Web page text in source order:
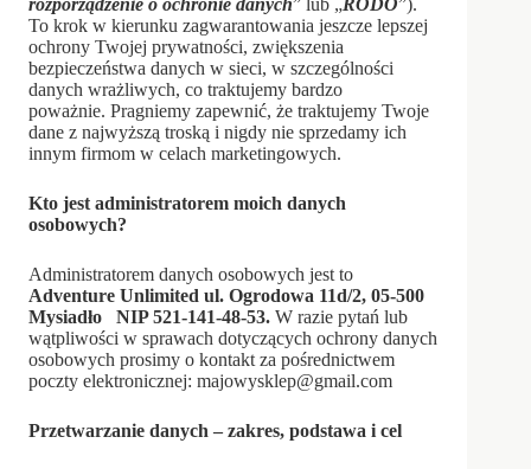
rozporządzenie o ochronie danych” lub „RODO”).
To krok w kierunku zagwarantowania jeszcze lepszej
ochrony Twojej prywatności, zwiększenia
bezpieczeństwa danych w sieci, w szczególności
danych wrażliwych, co traktujemy bardzo
poważnie. Pragniemy zapewnić, że traktujemy Twoje
dane z najwyższą troską i nigdy nie sprzedamy ich
innym firmom w celach marketingowych.
Kto jest administratorem moich danych
osobowych?
Administratorem danych osobowych jest to
Adventure Unlimited ul. Ogrodowa 11d/2, 05-500
Mysiadło NIP 521-141-48-53. W razie pytań lub
wątpliwości w sprawach dotyczących ochrony danych
osobowych prosimy o kontakt za pośrednictwem
poczty elektronicznej: majowysklep@gmail.com
Przetwarzanie danych – zakres, podstawa i cel